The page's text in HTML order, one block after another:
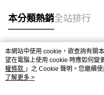
本分類熱銷全站排行
熱門標籤
本網站中使用 cookie，欲查詢有關
望在電腦上使用 cookie 時應如何變
權條款 」之 Cookie 聲明。您繼續
用條款之 Cookie 聲明使用 cookie。
了解更多 >